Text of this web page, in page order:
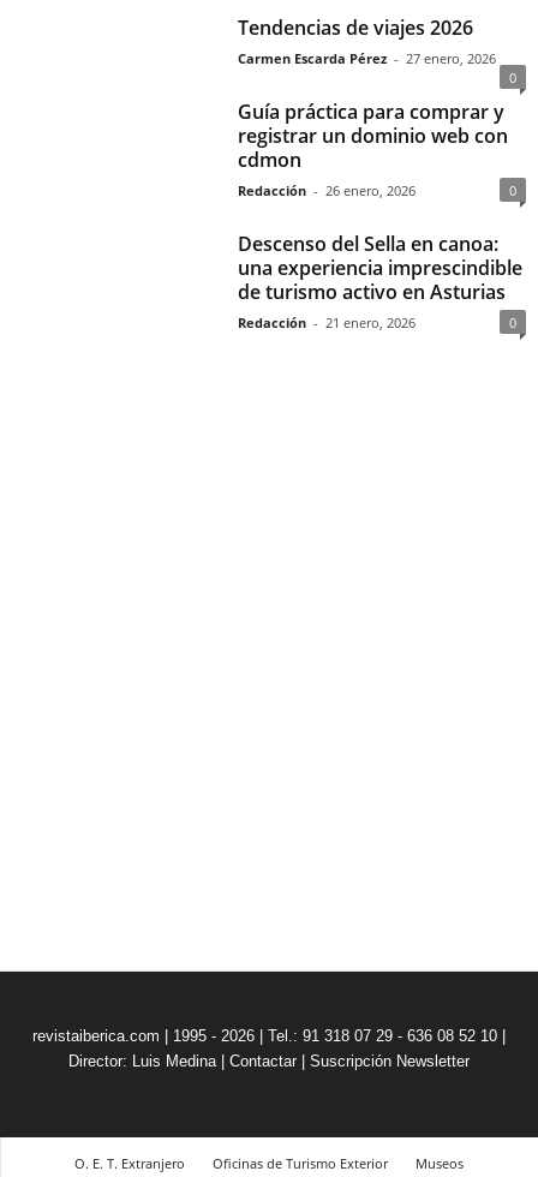
Tendencias de viajes 2026
Carmen Escarda Pérez - 27 enero, 2026
0
Guía práctica para comprar y
registrar un dominio web con
cdmon
Redacción - 26 enero, 2026 0
Descenso del Sella en canoa:
una experiencia imprescindible
de turismo activo en Asturias
Redacción - 21 enero, 2026 0
revistaiberica.com | 1995 - 2026 | Tel.: 91 318 07 29 - 636 08 52 10 |
Director: Luis Medina
Contactar Suscripción Newsletter
O. E. T. Extranjero Oficinas de Turismo Exterior Museos